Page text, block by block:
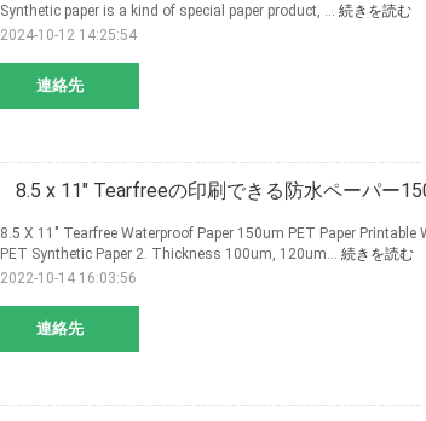
連絡先
Synthetic paper is a kind of special paper product, ... 続きを読む
2024-10-12 14:25:54
8.5 x 11" Tearfreeの印刷できる防水ペーパー
連絡先
8.5 X 11" Tearfree Waterproof Paper 150um PET Paper
PET Synthetic Paper 2. Thickness 100um, 120um... 続きを読む
2022-10-14 16:03:56